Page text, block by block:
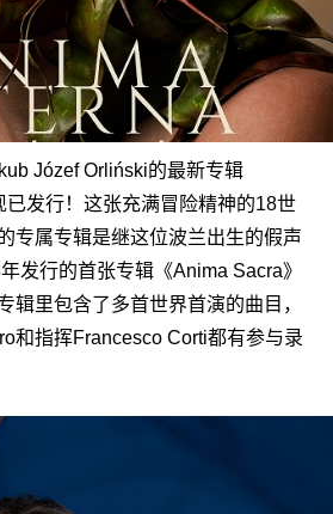
Józef Orliński的最新专辑
已发行！这张充满冒险精神的18世
专属专辑是继这位波兰出生的假声
发行的首张专辑《Anima Sacra》
辑里包含了多首世界首演的曲目，
和指挥Francesco Corti都有参与录